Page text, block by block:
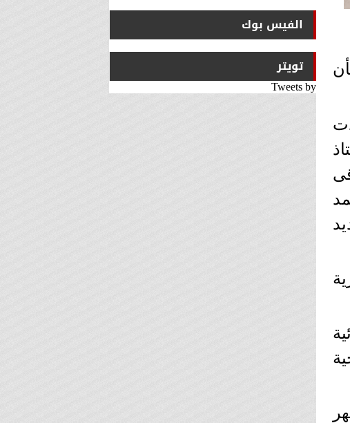
الفيس بوك
تويتر
Tweets by